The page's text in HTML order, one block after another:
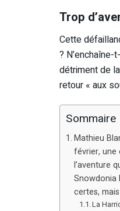
Trop
Cette
?
détriment de
retour « aux
Sommaire
Mathieu
février, une
l’aventure
Snowdonia
certes,
La